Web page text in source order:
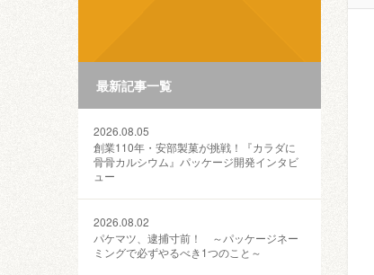
最新記事一覧
2026.08.05
創業110年・安部製菓が挑戦！『カラダに
骨骨カルシウム』パッケージ開発インタビ
ュー
2026.08.02
パケマツ、逮捕寸前！ ～パッケージネー
ミングで必ずやるべき1つのこと～